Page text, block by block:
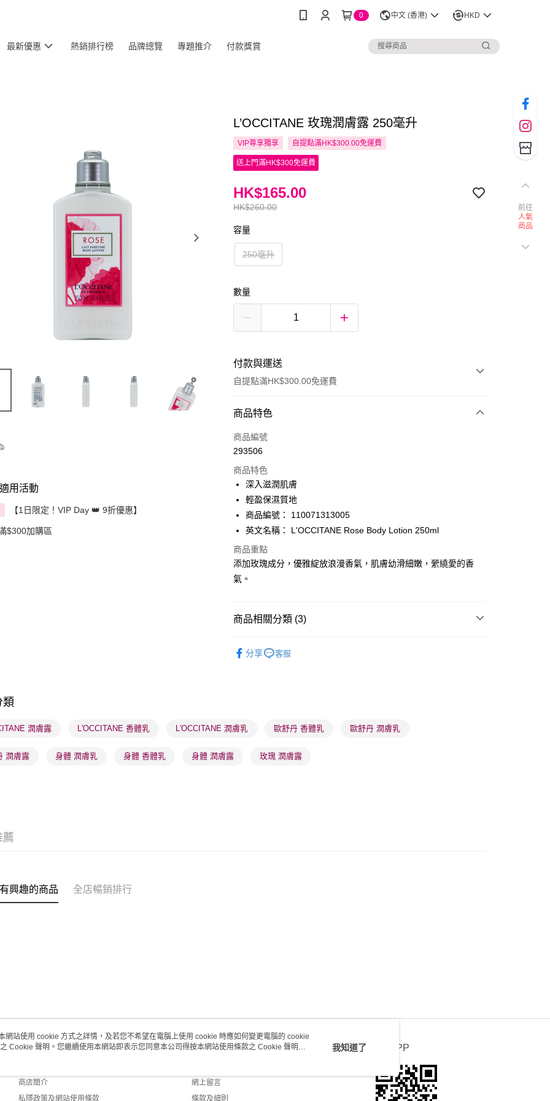
0 中文 (香港) HKD
最新優惠 熱銷排行榜 品牌總覽 專題推介 付款獎賞
用活動
【1日限定！VIP Day 👑 9折優惠】
$300加購區
L’OCCITANE 玫瑰潤膚露 250毫升
VIP尊享獨享 自提點滿HK$300.00免運費
送上門滿HK$300免運費
HK$260.00
HK$165.00
容量
250毫升
數量
付款與運送
自提點滿HK$300.00免運費
付款方式
信用卡
AlipayHK
PayMe
WeChat Pay
BoC Pay
順豐站及營業點 - 確認發貨後1-3個工作天送達
每筆HK$65.00，滿HK$300.00或以上免運費
取。逾期會取消訂單，並不會安排重寄
商品特色
商品編號
293506
商品特色
深入滋潤肌膚
輕盈保濕質地
商品編號： 110071313005
英文名稱： L'OCCITANE Rose Body Lotion 250ml
商品重點
添加玫瑰成分，優雅綻放浪漫香氣，肌膚幼滑細嫩，縈繞愛的香
氣。
商品相關分類 (3)
分享 客服
類
潤膚露 L'OCCITANE 香體乳 L'OCCITANE 潤膚乳 歐舒丹 香體乳 歐舒丹 潤膚乳
潤膚露 身體 潤膚乳 身體 香體乳 身體 潤膚露 玫瑰 潤膚露
薦
興趣的商品 全店暢銷排行
關於我們
商店簡介
私隱政策及網站使用條款
客戶服務
網上留言
條款及細則
官方APP
前往
人氣
商品
網站使用 cookie 方式之詳情，及若您不希望在電腦上使用 cookie 時應如何變更電腦的 cookie
之 Cookie 聲明。您繼續使用本網站即表示您同意本公司得按本網站使用條款之 Cookie 聲明使
我知道了